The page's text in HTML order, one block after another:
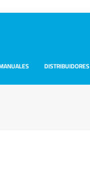
DISTRIBUIDORES